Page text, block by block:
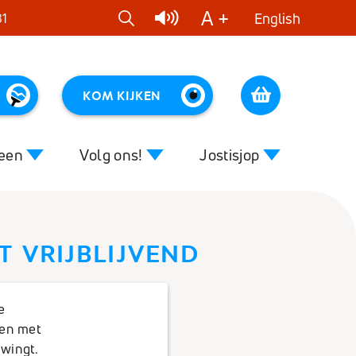
A + English
KOM KIJKEN Cart
muziek
begeleiders
Volg ons!
Nieuws
Jostisjop
VRIJBLIJVEND
met